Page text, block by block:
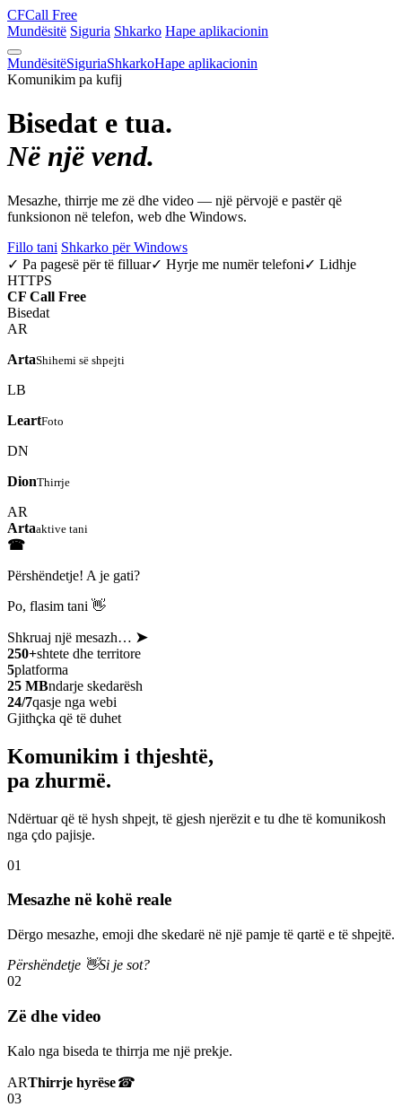
CFCall Free
Mundësitë Siguria Shkarko Hape aplikacionin
MundësitëSiguriaShkarkoHape aplikacionin
Komunikim pa kufij
Bisedat e tua.
Në një vend.
Mesazhe, thirrje me zë dhe video — një përvojë e pastër që
funksionon në telefon, web dhe Windows.
Fillo tani Shkarko për Windows
✓ Pa pagesë për të filluar✓ Hyrje me numër telefoni✓ Lidhje
HTTPS
CF Call Free
Bisedat
AR
ArtaShihemi së shpejti
LB
LeartFoto
DN
DionThirrje
AR
Artaaktive tani
☎
Përshëndetje! A je gati?
Po, flasim tani 👋
Shkruaj një mesazh… ➤
250+shtete dhe territore
5platforma
25 MBndarje skedarësh
24/7qasje nga webi
Gjithçka që të duhet
Komunikim i thjeshtë,
pa zhurmë.
Ndërtuar që të hysh shpejt, të gjesh njerëzit e tu dhe të komunikosh
nga çdo pajisje.
01
Mesazhe në kohë reale
Dërgo mesazhe, emoji dhe skedarë në një pamje të qartë e të shpejtë.
Përshëndetje 👋Si je sot?
02
Zë dhe video
Kalo nga biseda te thirrja me një prekje.
ARThirrje hyrëse☎
03